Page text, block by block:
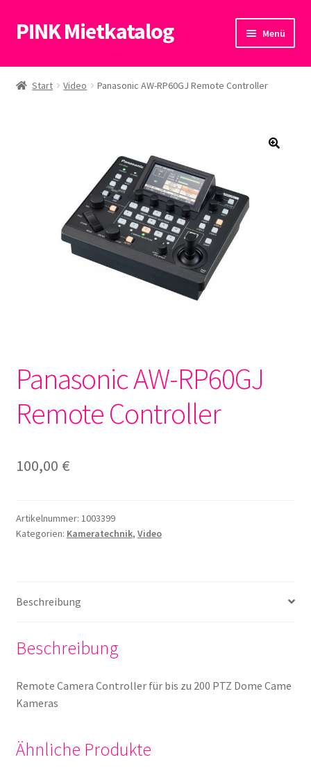
Zur
Navigation
Zum
Inhalt
PINK Mietkatalog Menü
Start
Start Video Panasonic AW-RP60GJ Remote Controller
Panasonic AW-RP60GJ
Remote Controller
100,00 €
Artikelnummer: 1003399
Kategorien: Kameratechnik, Video
Beschreibung
Beschreibung
Remote Camera Controller für bis zu 200 PTZ Dome Came
Kameras
Ähnliche Produkte